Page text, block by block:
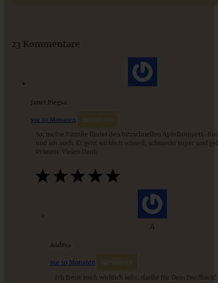
Schneller Zimt-Apfelkuchen mit ‘KRUPS und köstlich’
23 Kommentare
Janet Piegsa
vor 10 Monaten Antworten
So, meine Familie findet den bitzschnellen Apfelkompott-
und ich auch. Er geht wirklich schnell, schmeckt super und
Prozent. Vielen Dank
A
Andrea
vor 10 Monaten Antworten
Ich freue mich wirklich sehr, danke für Dein Feedback!